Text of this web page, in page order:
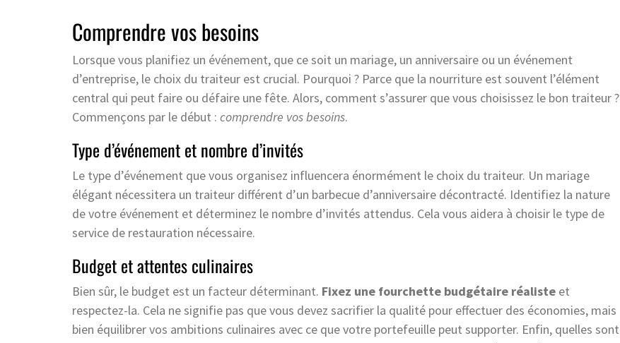
Comprendre vos besoins
Lorsque vous planifiez un événement, que ce soit un mariage, un anniversaire ou un événement
d’entreprise, le choix du traiteur est crucial. Pourquoi ? Parce que la nourriture est souvent l’élément
central qui peut faire ou défaire une fête. Alors, comment s’assurer que vous choisissez le bon traiteur ?
Commençons par le début : comprendre vos besoins.
Type d’événement et nombre d’invités
Le type d’événement que vous organisez influencera énormément le choix du traiteur. Un mariage
élégant nécessitera un traiteur différent d’un barbecue d’anniversaire décontracté. Identifiez la nature
de votre événement et déterminez le nombre d’invités attendus. Cela vous aidera à choisir le type de
service de restauration nécessaire.
Budget et attentes culinaires
Bien sûr, le budget est un facteur déterminant. Fixez une fourchette budgétaire réaliste et
respectez-la. Cela ne signifie pas que vous devez sacrifier la qualité pour effectuer des économies, mais
bien équilibrer vos ambitions culinaires avec ce que votre portefeuille peut supporter. Enfin, quelles sont